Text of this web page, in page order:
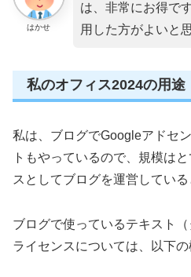
はかせ
は、非常にお得で
用した方がよいと
私のオフィス2024の用途
私は、ブログでGoogleアドセ
トもやっているので、規模は
スとしてブログを運営している
ブログで使っているテキスト
ライセンスについては、以下の